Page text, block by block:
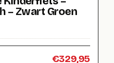
– Zwart Groen
€329,95